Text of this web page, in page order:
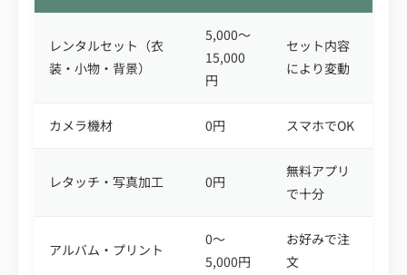
レンタルセット（衣
装・小物・背景）
5,000〜
15,000
円
セット内容
により変動
カメラ機材 0円 スマホでOK
レタッチ・写真加工 0円
無料アプリ
で十分
アルバム・プリント
0〜
5,000円
お好みで注
文